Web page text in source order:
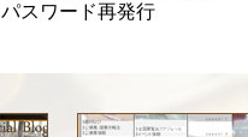
パスワード再発行